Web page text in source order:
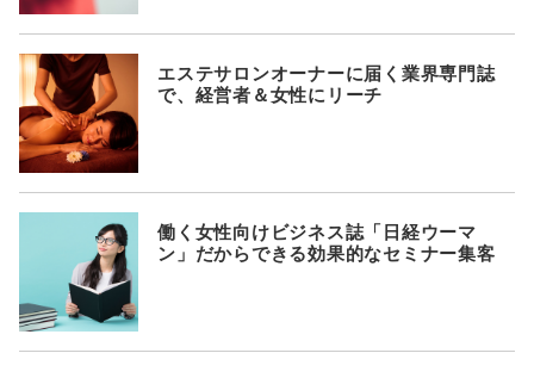
エステサロンオーナーに届く業界専門誌
で、経営者＆女性にリーチ
働く女性向けビジネス誌「日経ウーマ
ン」だからできる効果的なセミナー集客